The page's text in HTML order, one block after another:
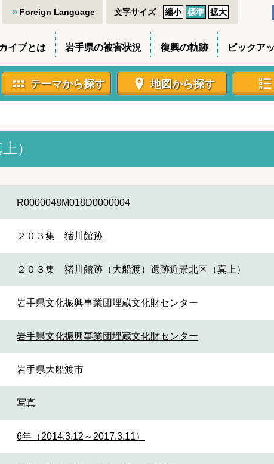
Foreign Language 文字サイズ 縮小 標準 拡大
イブとは 岩手県の被害状況 復興の軌跡 ピックア
テーマから探す 地図から探す
）
R0000048M018D0000004
２０３集 猪川館跡
２０３集 猪川館跡（大船渡）遺跡近景北区（真上）
岩手県文化振興事業団埋蔵文化財センター
岩手県文化振興事業団埋蔵文化財センター
岩手県大船渡市
写真
6年（2014.3.12～2017.3.11）